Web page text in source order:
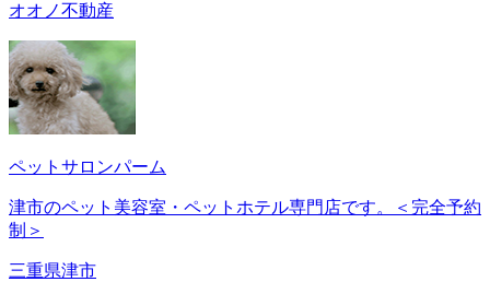
オオノ不動産
ペットサロンパーム
津市のペット美容室・ペットホテル専門店です。＜完全予約
制＞
三重県津市